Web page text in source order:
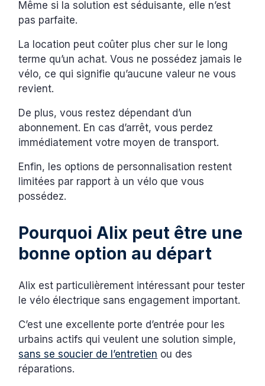
Même si la solution est séduisante, elle n’est
pas parfaite.
La location peut coûter plus cher sur le long
terme qu’un achat. Vous ne possédez jamais le
vélo, ce qui signifie qu’aucune valeur ne vous
revient.
De plus, vous restez dépendant d’un
abonnement. En cas d’arrêt, vous perdez
immédiatement votre moyen de transport.
Enfin, les options de personnalisation restent
limitées par rapport à un vélo que vous
possédez.
Pourquoi Alix peut être une
bonne option au départ
Alix est particulièrement intéressant pour tester
le vélo électrique sans engagement important.
C’est une excellente porte d’entrée pour les
urbains actifs qui veulent une solution simple,
sans se soucier de l’entretien ou des
réparations.